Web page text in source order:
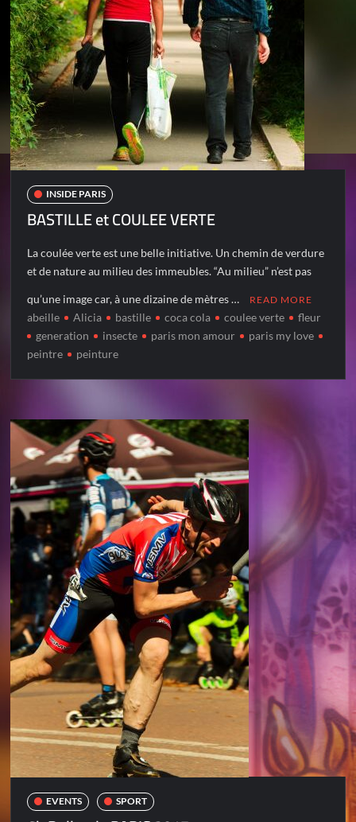
INSIDE PARIS
BASTILLE et COULEE VERTE
La coulée verte est une belle initiative. Un chemin de verdure
et de nature au milieu des immeubles. “Au milieu” n’est pas
qu’une image car, à une dizaine de mètres … READ MORE
abeille Alicia bastille coca cola coulee verte
fleur
generation
insecte paris mon amour
paris my love
peintre
peinture
EVENTS SPORT